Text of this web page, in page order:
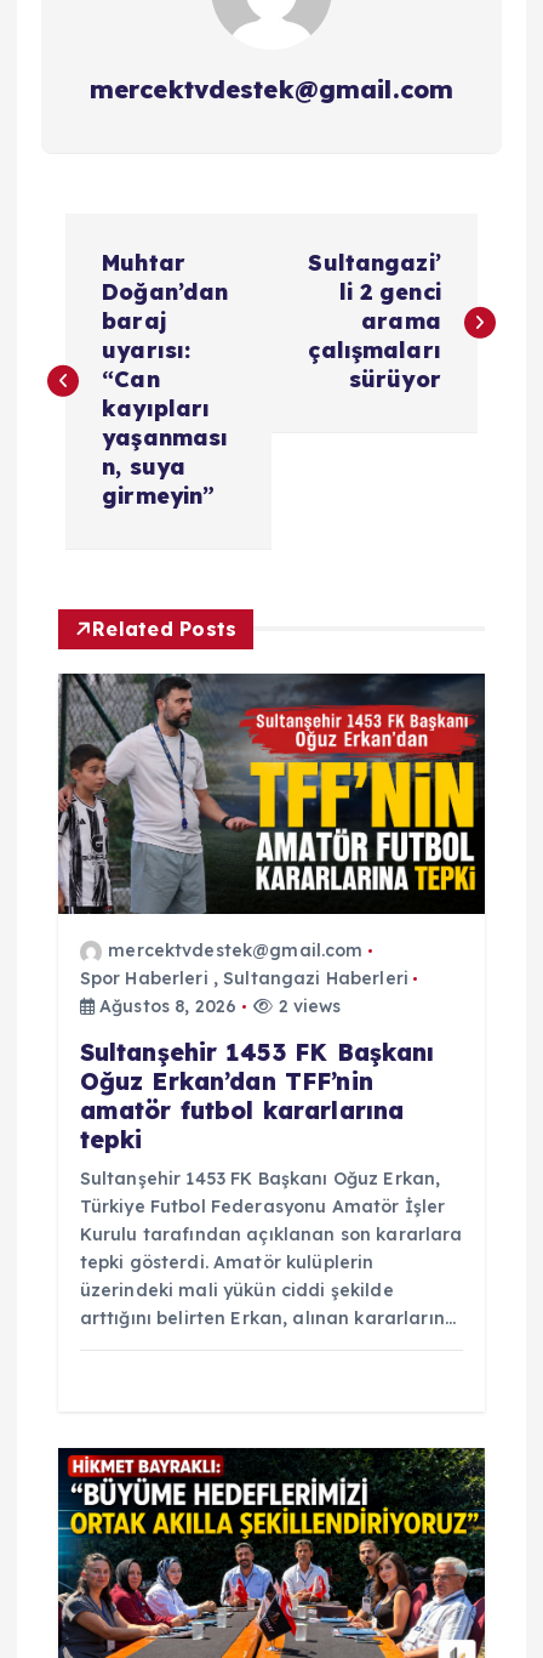
mercektvdestek@gmail.com
z
z
n
m
e
s
Muhtar
Doğan’dan
baraj
uyarısı:
“Can
kayıpları
yaşanması
n, suya
girmeyin”
Sultangazi’
li 2 genci
arama
çalışmaları
sürüyor
Related Posts
mercektvdestek@gmail.com
Spor Haberleri ,Sultangazi Haberleri
Ağustos 8, 2026
2 views
Sultanşehir 1453 FK Başkanı
Oğuz Erkan’dan TFF’nin
amatör futbol kararlarına
tepki
Sultanşehir 1453 FK Başkanı Oğuz Erkan,
Türkiye Futbol Federasyonu Amatör İşler
Kurulu tarafından açıklanan son kararlara
tepki gösterdi. Amatör kulüplerin
üzerindeki mali yükün ciddi şekilde
arttığını belirten Erkan, alınan kararların…